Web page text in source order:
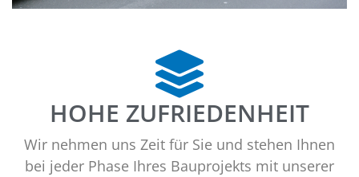
HOHE ZUFRIEDENHEIT
Wir nehmen uns Zeit für Sie und stehen Ihnen
bei jeder Phase Ihres Bauprojekts mit unserer